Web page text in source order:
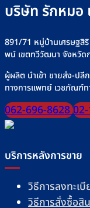
บริษัท รักหมอ
891/71 หมู่บ้านเศรษฐสิ
พน์ เขตทวีวัฒนา จังหวัด
ผู้ผลิต นำเข้า ขายส่ง-ป
ทางการแพทย์ เวชภัณฑ์
062-696-8628
บริการหลังการขาย
วิธีการลงทะเ
วิธีการสั่งซื้อสิ